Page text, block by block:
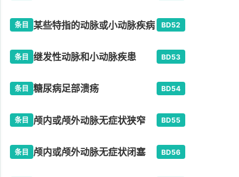
条目 某些特指的动脉或小动脉疾病 BD52
条目 继发性动脉和小动脉疾患 BD53
条目 糖尿病足部溃疡 BD54
条目 颅内或颅外动脉无症状狭窄 BD55
条目 颅内或颅外动脉无症状闭塞 BD56